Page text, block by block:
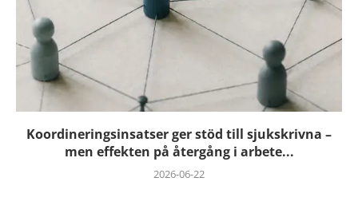
Koordineringsinsatser ger stöd till sjukskrivna –
men effekten på återgång i arbete...
2026-06-22